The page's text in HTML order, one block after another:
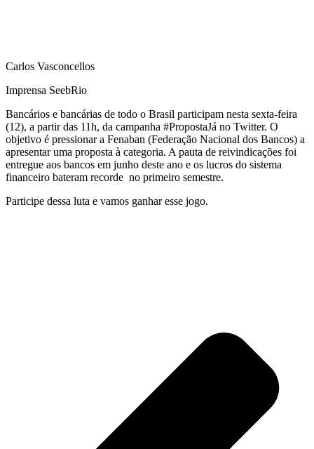
Carlos Vasconcellos
Imprensa SeebRio
Bancários e bancárias de todo o Brasil participam nesta sexta-feira
(12), a partir das 11h, da campanha #PropostaJá no Twitter. O
objetivo é pressionar a Fenaban (Federação Nacional dos Bancos) a
apresentar uma proposta à categoria. A pauta de reivindicações foi
entregue aos bancos em junho deste ano e os lucros do sistema
financeiro bateram recorde no primeiro semestre.
Participe dessa luta e vamos ganhar esse jogo.